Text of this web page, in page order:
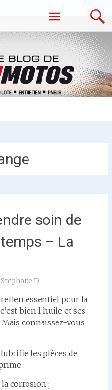
soin de
– La
Stephane D
essentiel pour la
bien l’huile et ses
connaissez-vous
les pièces de
:
corrosion ;